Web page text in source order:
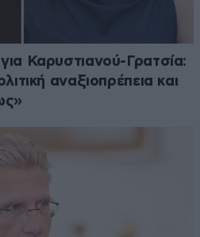
Καρυστιανού-Γρατσία:
αναξιοπρέπεια και